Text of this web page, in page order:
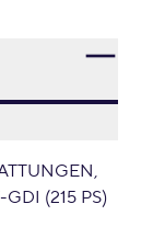
(215 PS)